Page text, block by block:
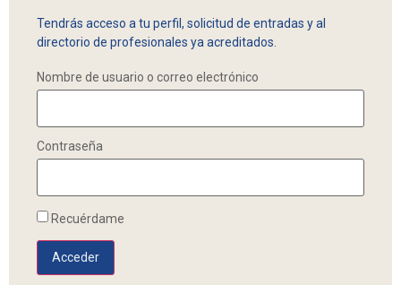
Tendrás acceso a tu perfil, solicitud de entradas y al
directorio de profesionales ya acreditados.
Nombre de usuario o correo electrónico
Contraseña
Recuérdame
Acceder